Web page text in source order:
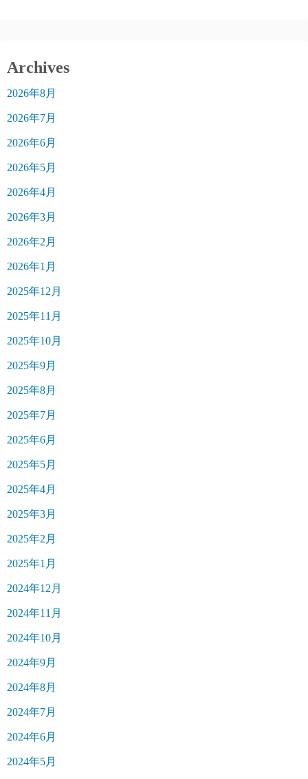
Archives
2026年8月
2026年7月
2026年6月
2026年5月
2026年4月
2026年3月
2026年2月
2026年1月
2025年12月
2025年11月
2025年10月
2025年9月
2025年8月
2025年7月
2025年6月
2025年5月
2025年4月
2025年3月
2025年2月
2025年1月
2024年12月
2024年11月
2024年10月
2024年9月
2024年8月
2024年7月
2024年6月
2024年5月